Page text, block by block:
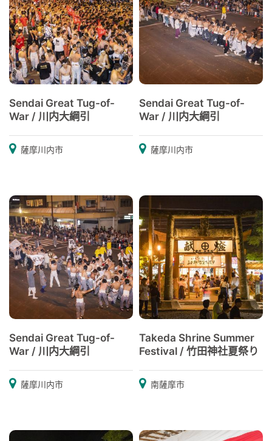
Sendai Great Tug-of-
War / 川内大綱引
薩摩川内市
Sendai Great Tug-of-
War / 川内大綱引
薩摩川内市
Sendai Great Tug-of-
War / 川内大綱引
薩摩川内市
Takeda Shrine Summer
Festival / 竹田神社夏祭り
南薩摩市